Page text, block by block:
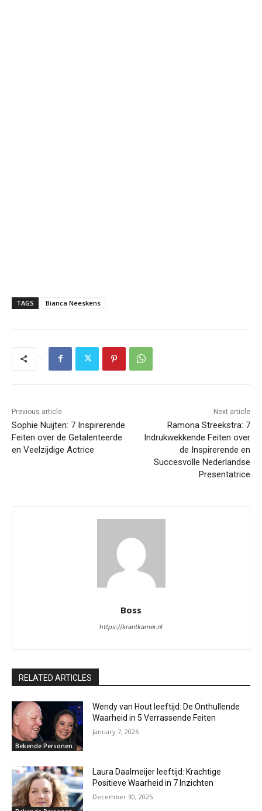
TAGS Bianca Neeskens
Previous article
Sophie Nuijten: 7 Inspirerende
Feiten over de Getalenteerde
en Veelzijdige Actrice
Next article
Ramona Streekstra: 7
Indrukwekkende Feiten over
de Inspirerende en
Succesvolle Nederlandse
Presentatrice
Boss
https://krantkamer.nl
RELATED ARTICLES
Bekende Personen
Wendy van Hout leeftijd: De Onthullende
Waarheid in 5 Verrassende Feiten
January 7, 2026
Laura Daalmeijer leeftijd: Krachtige
Positieve Waarheid in 7 Inzichten
December 30, 2025